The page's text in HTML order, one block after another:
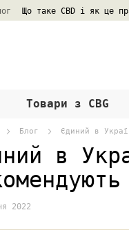
Що таке CBD і як це
Товари з CBG
Блог Єдиний в
в
2022